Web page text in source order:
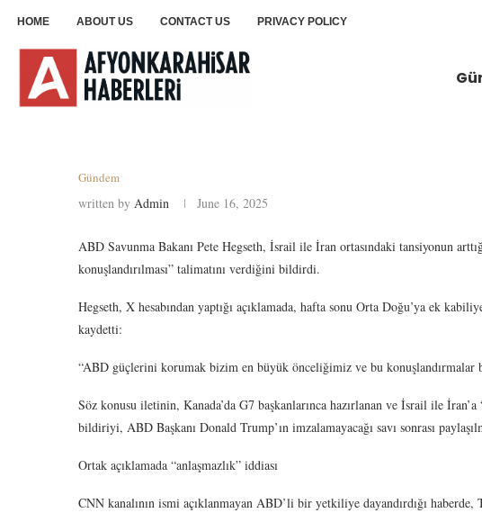
HOME ABOUT US CONTACT US PRIVACY POLICY
Gündem
written by Admin June 16, 2025
ABD Savunma Bakanı Pete Hegseth, İsrail ile İran ortasındaki tansiyonun
konuşlandırılması” talimatını verdiğini bildirdi.
Hegseth, X hesabından yaptığı açıklamada, hafta sonu Orta Doğu’ya ek
kaydetti:
“ABD güçlerini korumak bizim en büyük önceliğimiz ve bu konuşlandırmalar
Söz konusu iletinin, Kanada’da G7 başkanlarınca hazırlanan ve İsrail ile
bildiriyi, ABD Başkanı Donald Trump’ın imzalamayacağı savı sonrası
Ortak açıklamada “anlaşmazlık” iddiası
CNN kanalının ismi açıklanmayan ABD’li bir yetkiliye dayandırdığı